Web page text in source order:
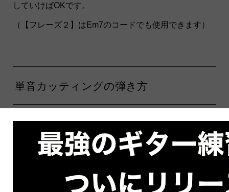
していけばOKです。
（【フレーズ２】はEm7のコードでも使用できます）
単音カッティングの弾き方